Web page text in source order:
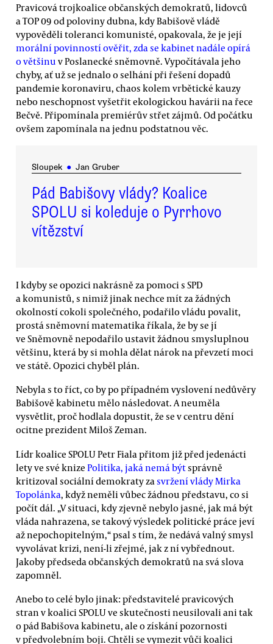
Pravicová trojkoalice občanských demokratů, lidovců
a TOP 09 od poloviny dubna, kdy Babišově vládě
vypověděli toleranci komunisté, opakovala, že je její
morální povinností ověřit, zda se kabinet nadále opírá
o většinu v Poslanecké sněmovně. Vypočítávala jeho
chyby, ať už se jednalo o selhání při řešení dopadů
pandemie koronaviru, chaos kolem vrbětické kauzy
nebo neschopnost vyšetřit ekologickou havárii na řece
Bečvě. Připomínala premiérův střet zájmů. Od počátku
ovšem zapomínala na jednu podstatnou věc.
Sloupek ● Jan Gruber
Pád Babišovy vlády? Koalice
SPOLU si koleduje o Pyrrhovo
vítězství
I kdyby se opozici nakrásně za pomoci s SPD
a komunistů, s nimiž jinak nechce mít za žádných
okolností cokoli společného, podařilo vládu povalit,
prostá sněmovní matematika říkala, že by se jí
ve Sněmovně nepodařilo ustavit žádnou smysluplnou
většinu, která by si mohla dělat nárok na převzetí moci
ve státě. Opozici chyběl plán.
Nebyla s to říct, co by po případném vyslovení nedůvěry
Babišově kabinetu mělo následovat. A neuměla
vysvětlit, proč hodlala dopustit, že se v centru dění
ocitne prezident Miloš Zeman.
Lídr koalice SPOLU Petr Fiala přitom již před jedenácti
lety ve své knize Politika, jaká nemá býtsprávně
kritizoval sociální demokraty za svržení vlády Mirka
Topolánka, když neměli vůbec žádnou představu, co si
počít dál. „V situaci, kdy zjevně nebylo jasné, jak má být
vláda nahrazena, se takový výsledek politické práce jeví
až nepochopitelným,“ psal s tím, že nedává valný smysl
vyvolávat krizi, není-li zřejmé, jak z ní vybřednout.
Jakoby předseda občanských demokratů na svá slova
zapomněl.
Anebo to celé bylo jinak: představitelé pravicových
stran v koalici SPOLU ve skutečnosti neusilovali ani tak
o pád Babišova kabinetu, ale o získání pozornosti
v předvolebním boji. Chtěli se vymezit vůči koalici